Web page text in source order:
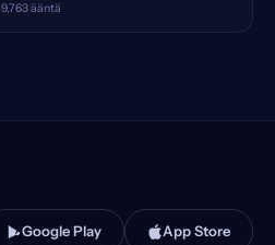
9,763ääntä
Google Play App Store